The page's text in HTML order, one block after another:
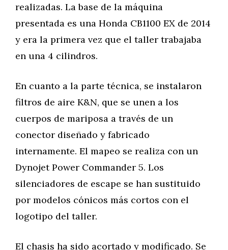
realizadas. La base de la máquina
presentada es una Honda CB1100 EX de 2014
y era la primera vez que el taller trabajaba
en una 4 cilindros.
En cuanto a la parte técnica, se instalaron
filtros de aire K&N, que se unen a los
cuerpos de mariposa a través de un
conector diseñado y fabricado
internamente. El mapeo se realiza con un
Dynojet Power Commander 5. Los
silenciadores de escape se han sustituido
por modelos cónicos más cortos con el
logotipo del taller.
El chasis ha sido acortado y modificado. Se